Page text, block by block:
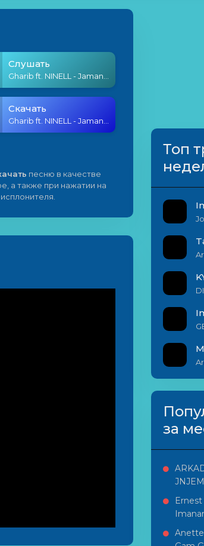
Слушать
Скачать
песню в качестве
а также при нажатии на
Топ
за
JNJEM